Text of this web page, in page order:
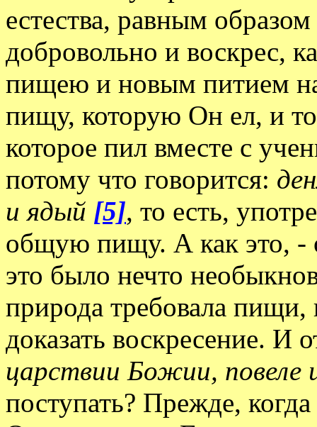
естества, равным
добровольно и воскрес,
пищею и новым питием
пищу, которую Он ел, и
которое пил вместе с
потому что говорится:
и ядый [5], то есть,
общую пищу. А как это, -
это было нечто
природа требовала
доказать воскресение. И
царствии Божии, повеле
поступать? Прежде,